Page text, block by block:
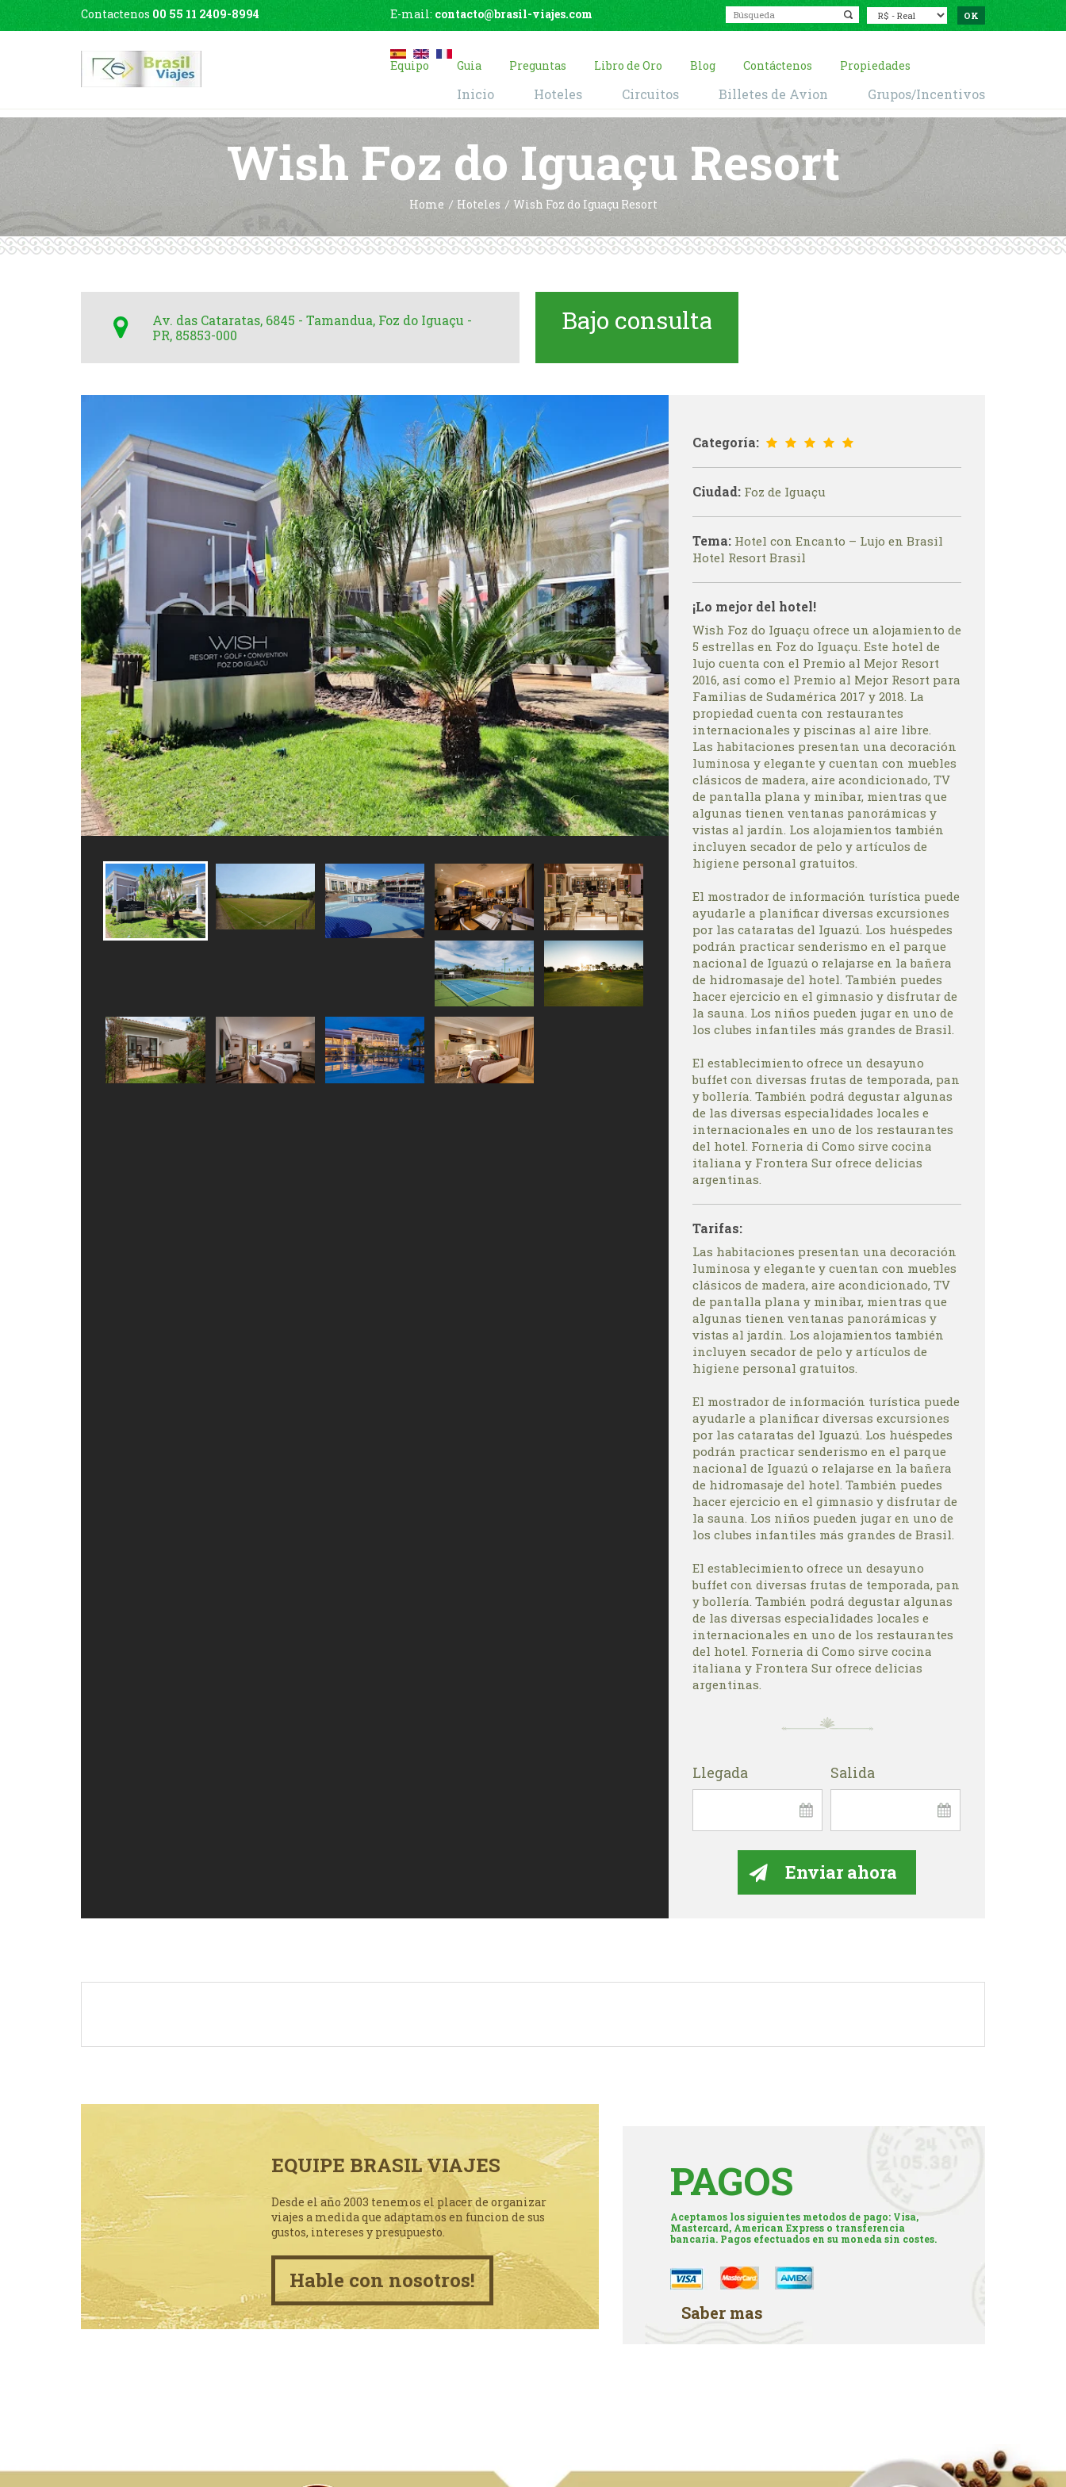
Contactenos 00 55 11 2409-8994 E-mail: contacto@brasil-viajes.com
Equipo Guia Preguntas Libro de Oro Blog Contáctenos Propiedades
Inicio Hoteles Circuitos Billetes de Avion Grupos/Incentivos
Wish Foz do Iguaçu Resort
Home Hoteles Wish Foz do Iguaçu Resort
Av. das Cataratas, 6845 - Tamandua, Foz do Iguaçu -
PR, 85853-000
Bajo consulta
Categoría:
Ciudad: Foz de Iguaçu
Tema: Hotel con Encanto – Lujo en Brasil
Hotel Resort Brasil
¡Lo mejor del hotel!
Wish Foz do Iguaçu ofrece un alojamiento de
5 estrellas en Foz do Iguaçu. Este hotel de
lujo cuenta con el Premio al Mejor Resort
2016, así como el Premio al Mejor Resort para
Familias de Sudamérica 2017 y 2018. La
propiedad cuenta con restaurantes
internacionales y piscinas al aire libre.
Las habitaciones presentan una decoración
luminosa y elegante y cuentan con muebles
clásicos de madera, aire acondicionado, TV
de pantalla plana y minibar, mientras que
algunas tienen ventanas panorámicas y
vistas al jardín. Los alojamientos también
incluyen secador de pelo y artículos de
higiene personal gratuitos.
El mostrador de información turística puede
ayudarle a planificar diversas excursiones
por las cataratas del Iguazú. Los huéspedes
podrán practicar senderismo en el parque
nacional de Iguazú o relajarse en la bañera
de hidromasaje del hotel. También puedes
hacer ejercicio en el gimnasio y disfrutar de
la sauna. Los niños pueden jugar en uno de
los clubes infantiles más grandes de Brasil.
El establecimiento ofrece un desayuno
buffet con diversas frutas de temporada, pan
y bollería. También podrá degustar algunas
de las diversas especialidades locales e
internacionales en uno de los restaurantes
del hotel. Forneria di Como sirve cocina
italiana y Frontera Sur ofrece delicias
argentinas.
Tarifas:
Las habitaciones presentan una decoración
luminosa y elegante y cuentan con muebles
clásicos de madera, aire acondicionado, TV
de pantalla plana y minibar, mientras que
algunas tienen ventanas panorámicas y
vistas al jardín. Los alojamientos también
incluyen secador de pelo y artículos de
higiene personal gratuitos.
El mostrador de información turística puede
ayudarle a planificar diversas excursiones
por las cataratas del Iguazú. Los huéspedes
podrán practicar senderismo en el parque
nacional de Iguazú o relajarse en la bañera
de hidromasaje del hotel. También puedes
hacer ejercicio en el gimnasio y disfrutar de
la sauna. Los niños pueden jugar en uno de
los clubes infantiles más grandes de Brasil.
El establecimiento ofrece un desayuno
buffet con diversas frutas de temporada, pan
y bollería. También podrá degustar algunas
de las diversas especialidades locales e
internacionales en uno de los restaurantes
del hotel. Forneria di Como sirve cocina
italiana y Frontera Sur ofrece delicias
argentinas.
Llegada Salida
EQUIPE BRASIL VIAJES
Desde el año 2003 tenemos el placer de organizar
viajes a medida que adaptamos en funcion de sus
gustos, intereses y presupuesto.
Hable con nosotros!
PAGOS
Aceptamos los siguientes metodos de pago: Visa,
Mastercard, American Express o transferencia
bancaria. Pagos efectuados en su moneda sin costes.
Saber mas